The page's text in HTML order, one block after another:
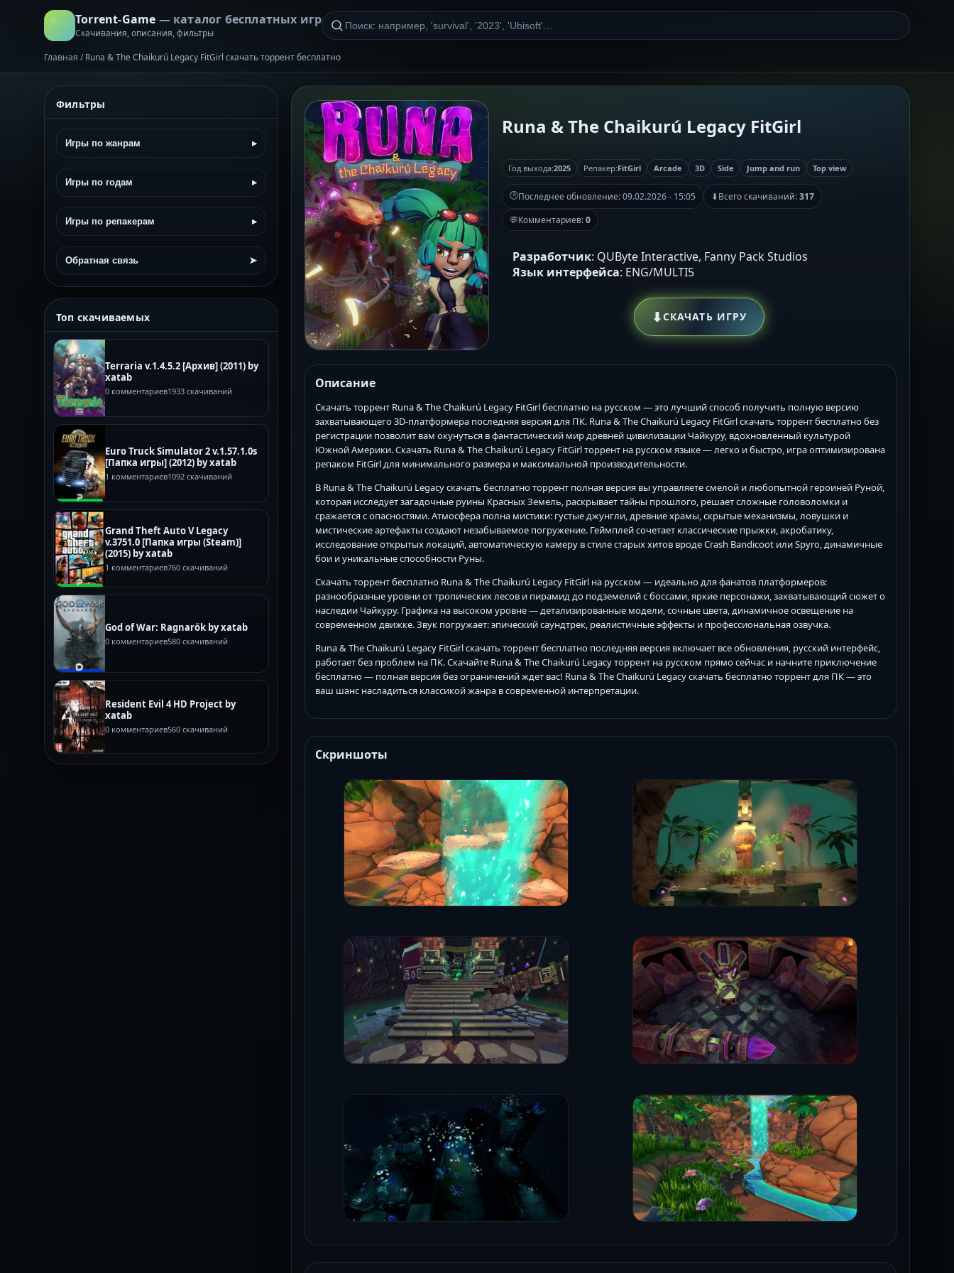
Torrent-Game — каталог бесплатных игр
Скачивания, описания, фильтры
Главная / Runa & The Chaikurú Legacy FitGirl скачать торрент бесплатно
Фильтры
Игры по жанрам ▸
Игры по годам ▸
Игры по репакерам ▸
Обратная связь ➤
Топ скачиваемых
Terraria v.1.4.5.2 [Архив] (2011) by
xatab
0 комментариев1933 скачиваний
Euro Truck Simulator 2 v.1.57.1.0s
[Папка игры] (2012) by xatab
1 комментариев1092 скачиваний
Grand Theft Auto V Legacy
v.3751.0 [Папка игры (Steam)]
(2015) by xatab
1 комментариев760 скачиваний
God of War: Ragnarök by xatab
0 комментариев580 скачиваний
Resident Evil 4 HD Project by
xatab
0 комментариев560 скачиваний
Runa & The Chaikurú Legacy FitGirl
Год выхода:2025 Репакер:FitGirl Arcade 3D Side Jump and run Top view
🕒Последнее обновление:09.02.2026 - 15:05 ⬇Всего скачиваний:317
💬Комментариев:0
Разработчик: QUByte Interactive, Fanny Pack Studios
Язык интерфейса: ENG/MULTI5
⬇СКАЧАТЬ ИГРУ
Описание
Скачать торрент Runa & The Chaikurú Legacy FitGirl бесплатно на русском — это лучший способ получить полную версию
захватывающего 3D-платформера последняя версия для ПК. Runa & The Chaikurú Legacy FitGirl скачать торрент бесплатно без
регистрации позволит вам окунуться в фантастический мир древней цивилизации Чайкуру, вдохновленный культурой
Южной Америки. Скачать Runa & The Chaikurú Legacy FitGirl торрент на русском языке — легко и быстро, игра оптимизирована
репаком FitGirl для минимального размера и максимальной производительности.
В Runa & The Chaikurú Legacy скачать бесплатно торрент полная версия вы управляете смелой и любопытной героиней Руной,
которая исследует загадочные руины Красных Земель, раскрывает тайны прошлого, решает сложные головоломки и
сражается с опасностями. Атмосфера полна мистики: густые джунгли, древние храмы, скрытые механизмы, ловушки и
мистические артефакты создают незабываемое погружение. Геймплей сочетает классические прыжки, акробатику,
исследование открытых локаций, автоматическую камеру в стиле старых хитов вроде Crash Bandicoot или Spyro, динамичные
бои и уникальные способности Руны.
Скачать торрент бесплатно Runa & The Chaikurú Legacy FitGirl на русском — идеально для фанатов платформеров:
разнообразные уровни от тропических лесов и пирамид до подземелий с боссами, яркие персонажи, захватывающий сюжет о
наследии Чайкуру. Графика на высоком уровне — детализированные модели, сочные цвета, динамичное освещение на
современном движке. Звук погружает: эпический саундтрек, реалистичные эффекты и профессиональная озвучка.
Runa & The Chaikurú Legacy FitGirl скачать торрент бесплатно последняя версия включает все обновления, русский интерфейс,
работает без проблем на ПК. Скачайте Runa & The Chaikurú Legacy торрент на русском прямо сейчас и начните приключение
бесплатно — полная версия без ограничений ждет вас! Runa & The Chaikurú Legacy скачать бесплатно торрент для ПК — это
ваш шанс насладиться классикой жанра в современной интерпретации.
Скриншоты